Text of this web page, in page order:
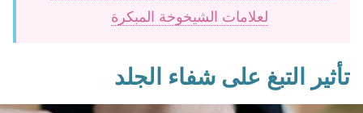
لعلامات الشيخوخة المبكرة
تأثير التبغ على شفاء الجلد